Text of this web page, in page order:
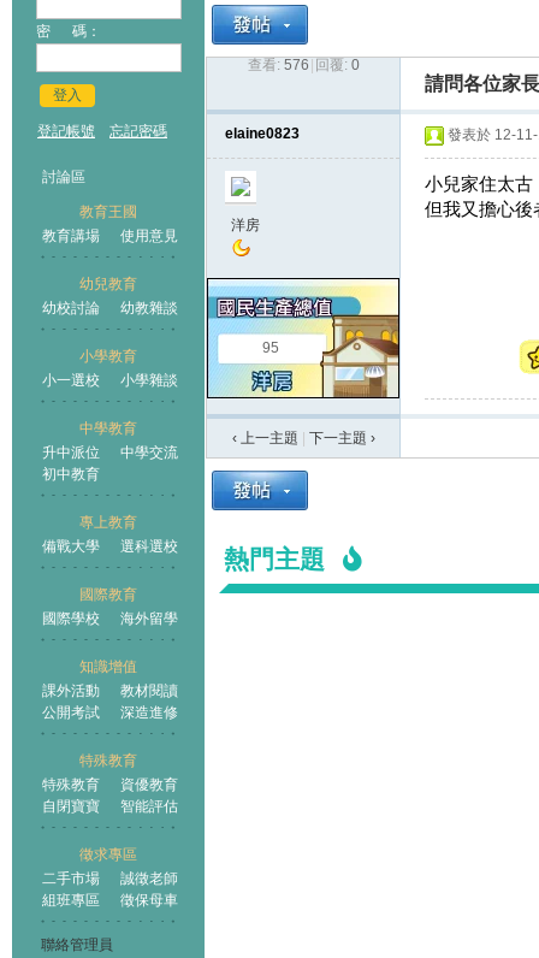
密 碼：
登入
登記帳號 忘記密碼
討論區
教育王國
教育講場
使用意見
幼兒教育
幼校討論
幼教雜談
小學教育
小一選校
小學雜談
中學教育
升中派位
中學交流
初中教育
專上教育
備戰大學
選科選校
國際教育
國際學校
海外留學
知識增值
課外活動
教材閱讀
公開考試
深造進修
特殊教育
特殊教育
資優教育
自閉寶寶
智能評估
徵求專區
二手市場
誠徵老師
組班專區
徵保母車
聯絡管理員
王國
›
查看: 576 回覆: 0
請問各位家
elaine0823
洋房
95
發表於 12-
小兒家住太古
但我又擔心後
‹ 上一主題 下一主題 ›
熱門主題